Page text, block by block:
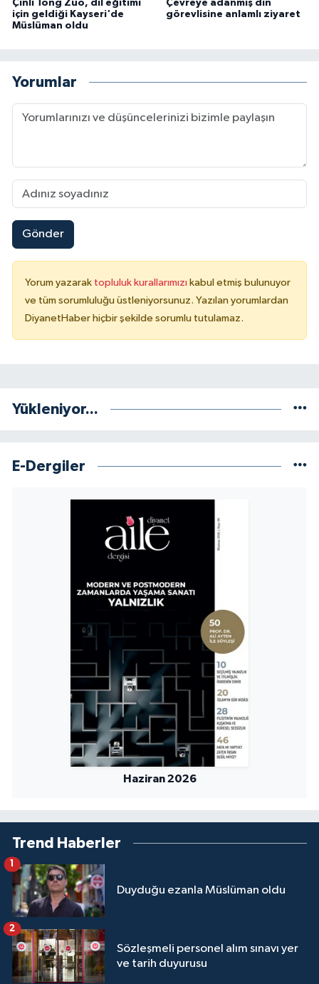
Çinli Tong Zuo, dil eğitimi
için geldiği Kayseri'de
Müslüman oldu
Çevreye adanmış din
görevlisine anlamlı ziyaret
Yorumlar
Gönder
Yorum yazarak topluluk kurallarımızı kabul etmiş bulunuyor
ve tüm sorumluluğu üstleniyorsunuz. Yazılan yorumlardan
DiyanetHaber hiçbir şekilde sorumlu tutulamaz.
Yükleniyor...
E-Dergiler
Haziran 2026
Trend Haberler
Duyduğu ezanla Müslüman oldu
Sözleşmeli personel alım sınavı yer
ve tarih duyurusu
2
Konya Müftülüğü
Malatya Müftülüğü
Mersin Müftülüğü
Muğla Müftülüğü
Muş Müftülüğü
Nevşehir Müftülüğü
Rize Müftülüğü
Sakarya Müftülüğü
Samsun Müftülüğü
Sinop Müftülüğü
Şanlıurfa Müftülüğü
Şırnak Müftülüğü
Tekirdağ Müftülüğü
Tunceli Müftülüğü
Uşak Müftülüğü
Van Müftülüğü
Yalova Müftülüğü